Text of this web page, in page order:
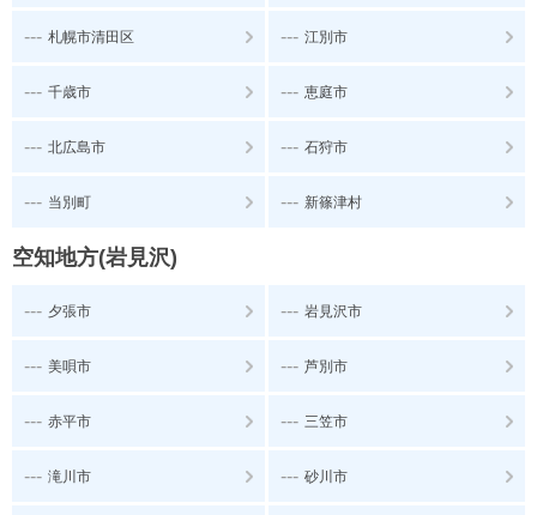
--- 札幌市清田区 --- 江別市
--- 千歳市 --- 恵庭市
--- 北広島市 --- 石狩市
--- 当別町 --- 新篠津村
空知地方(岩見沢)
--- 夕張市 --- 岩見沢市
--- 美唄市 --- 芦別市
--- 赤平市 --- 三笠市
--- 滝川市 --- 砂川市